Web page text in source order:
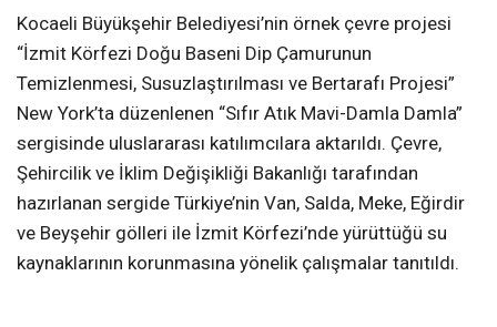
Kocaeli Büyükşehir Belediyesi’nin örnek çevre projesi
“İzmit Körfezi Doğu Baseni Dip Çamurunun
Temizlenmesi, Susuzlaştırılması ve Bertarafı Projesi”
New York’ta düzenlenen “Sıfır Atık Mavi-Damla Damla”
sergisinde uluslararası katılımcılara aktarıldı. Çevre,
Şehircilik ve İklim Değişikliği Bakanlığı tarafından
hazırlanan sergide Türkiye’nin Van, Salda, Meke, Eğirdir
ve Beyşehir gölleri ile İzmit Körfezi’nde yürüttüğü su
kaynaklarının korunmasına yönelik çalışmalar tanıtıldı.